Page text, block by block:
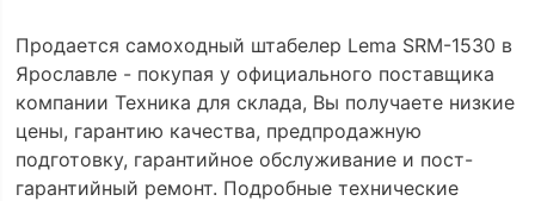
Продается самоходный штабелер Lema SRM-1530 в
Ярославле - покупая у официального поставщика
компании Техника для склада, Вы получаете низкие
цены, гарантию качества, предпродажную
подготовку, гарантийное обслуживание и пост-
гарантийный ремонт. Подробные технические